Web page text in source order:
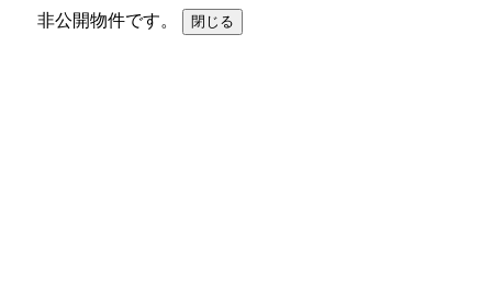
非公開物件です。